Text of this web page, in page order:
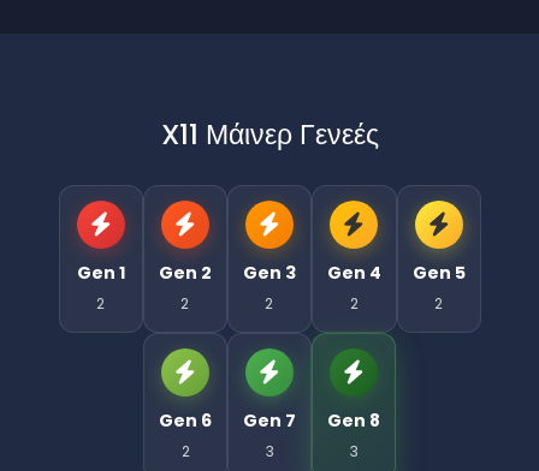
X11 Μάινερ Γενεές
Gen 1
2
Gen 2
2
Gen 3
2
Gen 4
2
Gen 5
2
Gen 6
2
Gen 7
3
Gen 8
3